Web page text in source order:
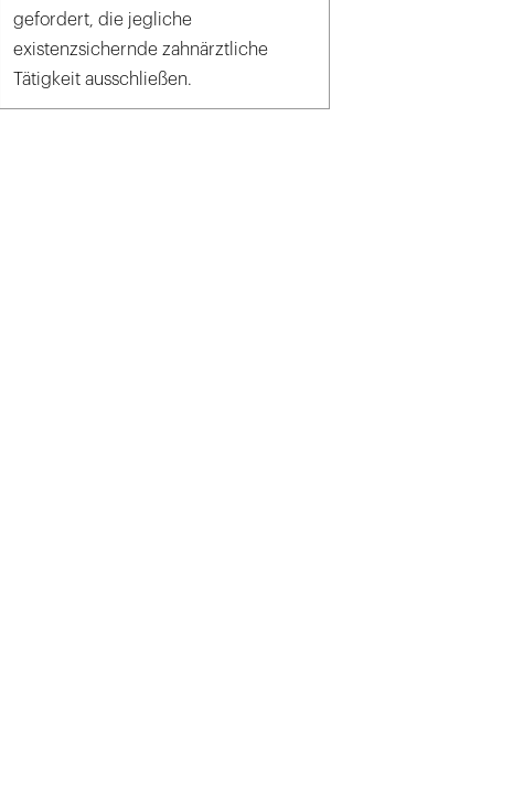
gefordert, die jegliche
existenzsichernde zahnärztliche
Tätigkeit ausschließen.